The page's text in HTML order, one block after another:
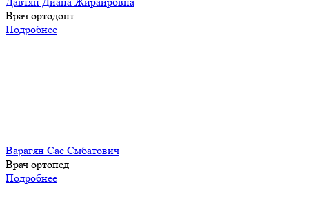
Врач ортодонт
Подробнее
Варагян Сас Смбатович
Врач ортопед
Подробнее